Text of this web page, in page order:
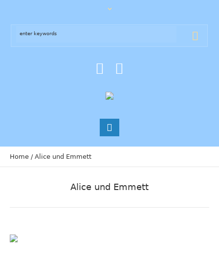
Home / Alice und Emmett
Alice und Emmett